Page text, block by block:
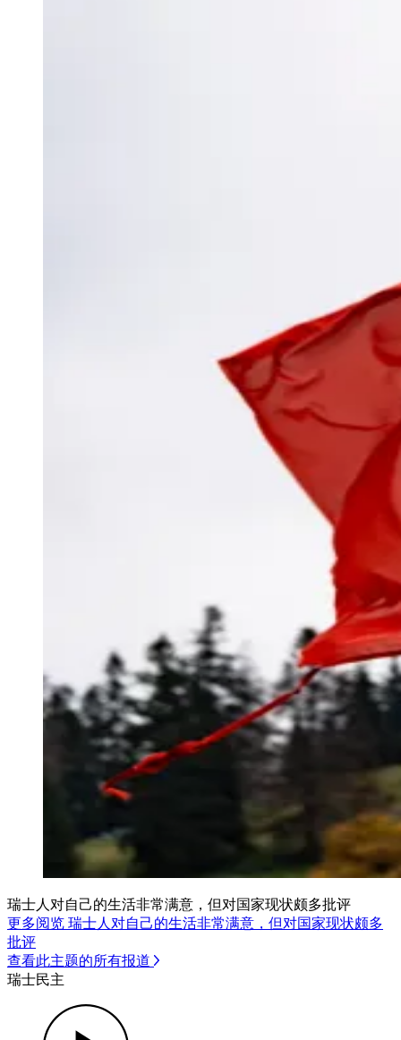
瑞士人对自己的生活非常满意，但对国家现状颇多批评
更多阅览 瑞士人对自己的生活非常满意，但对国家现状颇多
批评
查看此主题的所有报道
瑞士民主